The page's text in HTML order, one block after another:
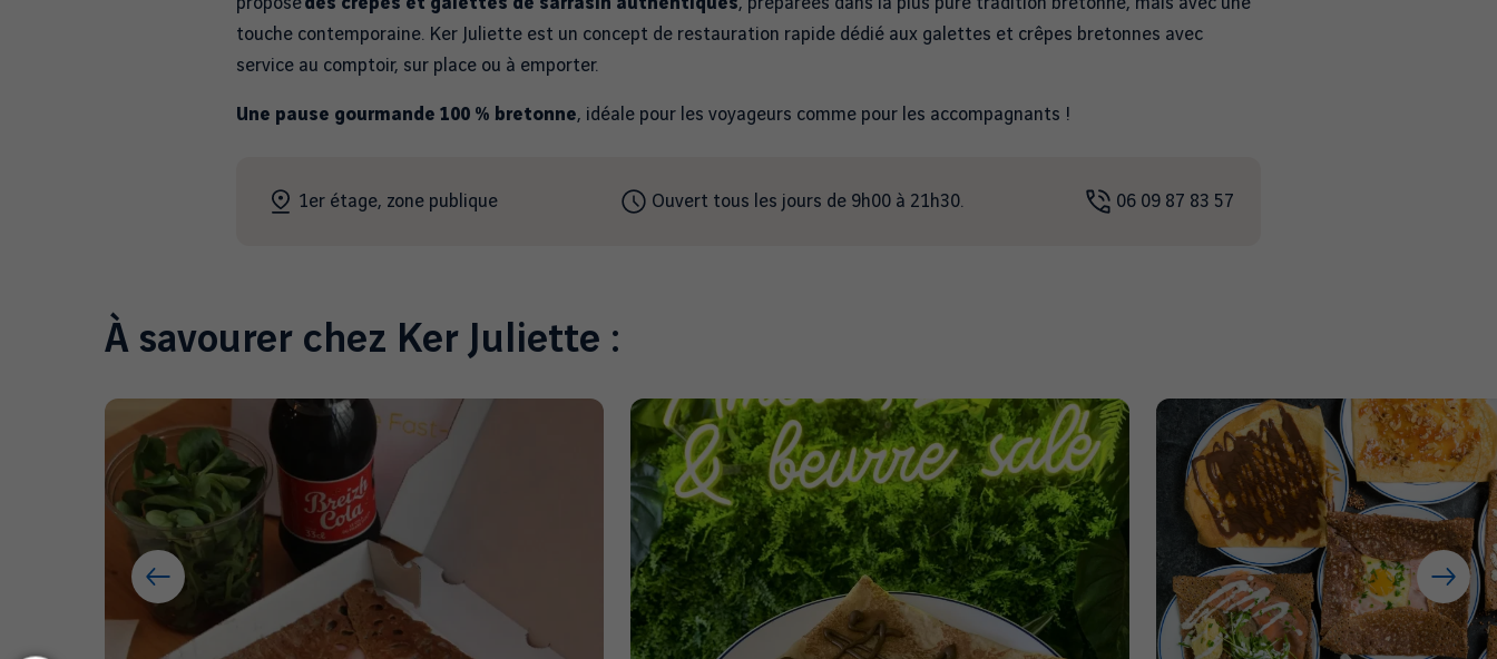
touche contemporaine. Ker Juliette est un concept de restauration rapide dédié aux galettes et crêpes bretonnes avec
service au comptoir, sur place ou à emporter.
Une pause gourmande 100 % bretonne, idéale pour les voyageurs comme pour les accompagnants !
1er étage, zone publique Ouvert tous les jours de 9h00 à 21h30. 06 09 87 83 57
À savourer chez Ker Juliette :